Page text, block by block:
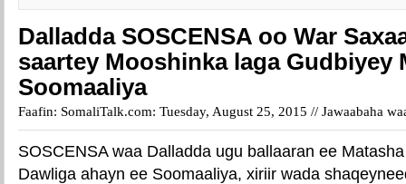
Dalladda SOSCENSA oo War
saartey Mooshinka laga Gudbiyey
Soomaaliya
Faafin: SomaliTalk.com: Tuesday, August 25, 2015 // Jawaabaha
SOSCENSA waa Dalladda ugu ballaaran ee
Dawliga ahayn ee Soomaaliya, xiriir wada